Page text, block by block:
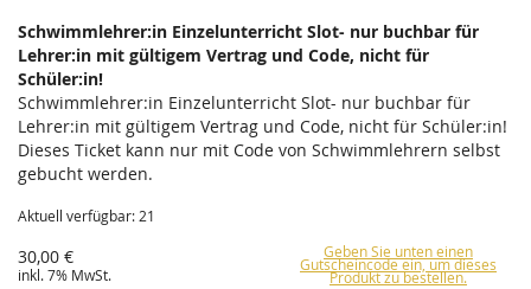
Schwimmlehrer:in Einzelunterricht Slot- nur buchbar für
Lehrer:in mit gültigem Vertrag und Code, nicht für
Schüler:in!
Schwimmlehrer:in Einzelunterricht Slot- nur buchbar für
Lehrer:in mit gültigem Vertrag und Code, nicht für Schüler:in!
Dieses Ticket kann nur mit Code von Schwimmlehrern selbst
gebucht werden.
Aktuell verfügbar: 21
30,00 €
inkl. 7% MwSt.
Geben Sie unten einen
Gutscheincode ein, um dieses
Produkt zu bestellen.